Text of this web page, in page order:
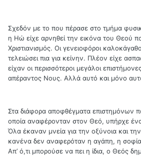
Σχεδόν με το που πέρασε στο τμήμα
η Ηώ είχε αρνηθεί την εικόνα του Θεού
Χριστιανισμός. Οι γενειοφόροι
τελειώσει πια για κείνην. Πλέον είχε
είχαν οι περισσότεροι μεγάλοι
απέραντος Νους. Αλλά αυτό και μόνο
Στα διάφορα αποφθέγματα επιστημόνων
οποία αναφέρονταν στον Θεό, υπήρχε ένα
Όλα έκαναν μνεία για την οξύνοια και
κανένα δεν αναφερόταν η αγάπη, η
Απ’ ό,τι μπορούσε να πει η ίδια, ο Θεός